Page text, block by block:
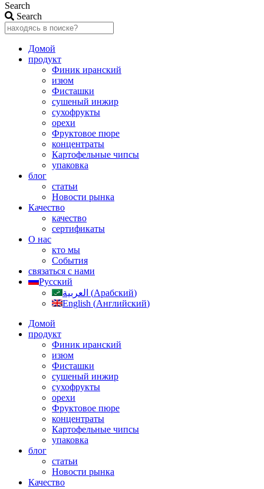
Search
Search
Домой
продукт
Финик иранский
изюм
Фисташки
сушеный инжир
сухофрукты
орехи
Фруктовое пюре
концентраты
Картофельные чипсы
упаковка
блог
статьи
Новости рынка
Качество
качество
сертификаты
О нас
кто мы
События
связаться с нами
Русский
العربية (Арабский)
English (Английский)
Домой
продукт
Финик иранский
изюм
Фисташки
сушеный инжир
сухофрукты
орехи
Фруктовое пюре
концентраты
Картофельные чипсы
упаковка
блог
статьи
Новости рынка
Качество